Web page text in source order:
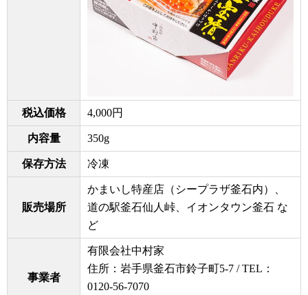
税込価格 4,000円
内容量 350g
保存方法 冷凍
販売場所
かまいし特産店（シープラザ釜石内）、
道の駅釜石仙人峠、イオンタウン釜石 な
ど
事業者
有限会社中村家
住所：岩手県釜石市鈴子町5-7 / TEL：
0120-56-7070